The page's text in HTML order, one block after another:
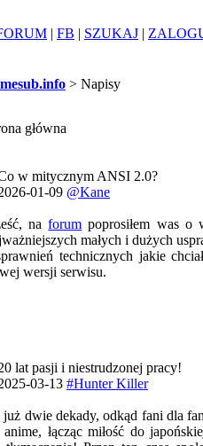
| FB | SZUKAJ |
> Napisy
główna
w mitycznym ANSI 2.0?
01-09 @Kane
naforum poprosiłem was o
małych i dużych
technicznych jakie
wersji serwisu.
lat pasji i niestrudzonej pracy!
03-13 #Hunter Killer
już dwie dekady, odkąd fani dla
anime, łącząc miłość do